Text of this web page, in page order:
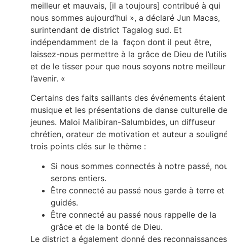
meilleur et mauvais, [il a toujours] contribué à qui
nous sommes aujourd’hui », a déclaré Jun Macas,
surintendant de district Tagalog sud. Et
indépendamment de la façon dont il peut être,
laissez-nous permettre à la grâce de Dieu de
et de le tisser pour que nous soyons notre
l’avenir. «
Certains des faits saillants des événements
musique et les présentations de danse culturelle
jeunes. Maloi Malibiran-Salumbides, un diffuseur
chrétien, orateur de motivation et auteur a
trois points clés sur le thème :
Si nous sommes connectés à notre passé,
serons entiers.
Être connecté au passé nous garde à terre et
guidés.
Être connecté au passé nous rappelle de la
grâce et de la bonté de Dieu.
Le district a également donné des reconnaissances